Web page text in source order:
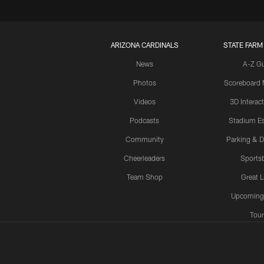
ARIZONA CARDINALS
News
Photos
Videos
Podcasts
Community
Cheerleaders
Team Shop
STATE
A-Z
Scoreboard
3D
Stadium
Parking &
Great